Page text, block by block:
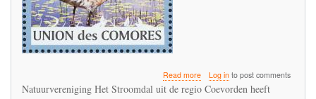
Read moreabout
Het
Log into post comments
Natuurvereniging Het Stroomdal uit de regio Coevorden heeft